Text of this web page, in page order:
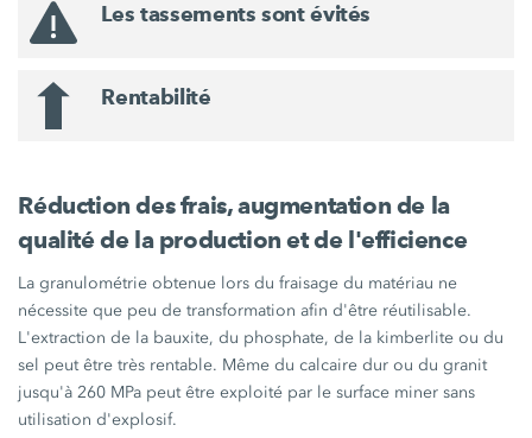
Les tassements sont évités
Rentabilité
Réduction des frais, augmentation de la
qualité de la production et de l'efficience
La granulométrie obtenue lors du fraisage du matériau ne
nécessite que peu de transformation afin d'être réutilisable.
L'extraction de la bauxite, du phosphate, de la kimberlite ou du
sel peut être très rentable. Même du calcaire dur ou du granit
jusqu'à 260 MPa peut être exploité par le surface miner sans
utilisation d'explosif.